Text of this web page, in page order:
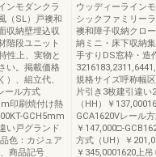
ンモダンクラ
（SL）戸襖和
収納壁埋込収
階段ユニット
性上、実物と
い。掲載価格
、組立代、
ール方式
印刷焼付け熱
GCH5mm
い戸グランド
色：カジュア
商品記号
ウッディーライン
シックファミリー
襖和障子収納クロ
納ミニ・床下収納
手すりDS窓枠・造
規格サイズ呼称幅
片引き3枚建引違い
（HH）￥
GCA1620Vレール
￥147,000□-
方式（UH）￥
￥345,0001620上